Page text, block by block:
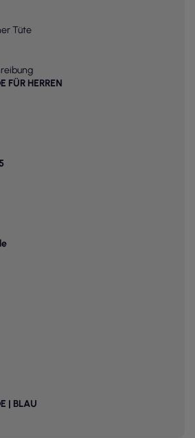
Tüte
FÜR HERREN
| BLAU